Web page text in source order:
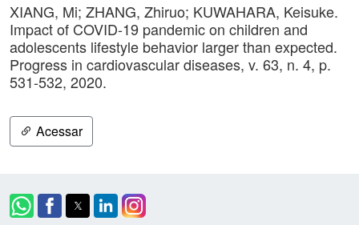
XIANG, Mi; ZHANG, Zhiruo; KUWAHARA, Keisuke.
Impact of COVID-19 pandemic on children and
adolescents lifestyle behavior larger than expected.
Progress in cardiovascular diseases, v. 63, n. 4, p.
531-532, 2020.
Acessar